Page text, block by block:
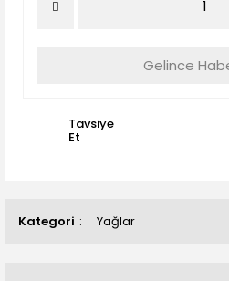
Kategori Yağlar
Gelince
Tavsiye
Et